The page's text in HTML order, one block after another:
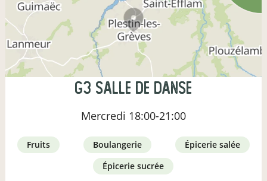
G3 salle de Danse
Mercredi 18:00-21:00
fruits boulangerie
épicerie salée
épicerie sucrée